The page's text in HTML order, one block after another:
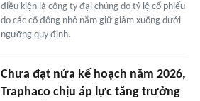
điều kiện là công ty đại chúng do tỷ lệ cổ phiếu
do các cổ đông nhỏ nắm giữ giảm xuống dưới
ngưỡng quy định.
Chưa đạt nửa kế hoạch năm 2026,
Traphaco chịu áp lực tăng trưởng